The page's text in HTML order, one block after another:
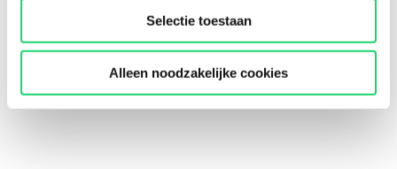
Selectie toestaan
Alleen noodzakelijke cookies